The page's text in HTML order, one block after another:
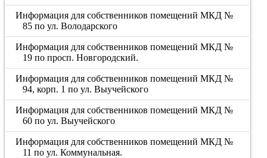
Информация для собственников помещений МКД №
85 по ул. Володарского
Информация для собственников помещений МКД №
19 по просп. Новгородский.
Информация для собственников помещений МКД №
94, корп. 1 по ул. Выучейского
Информация для собственников помещений МКД №
60 по ул. Выучейского
Информация для собственников помещений МКД №
11 по ул. Коммунальная.